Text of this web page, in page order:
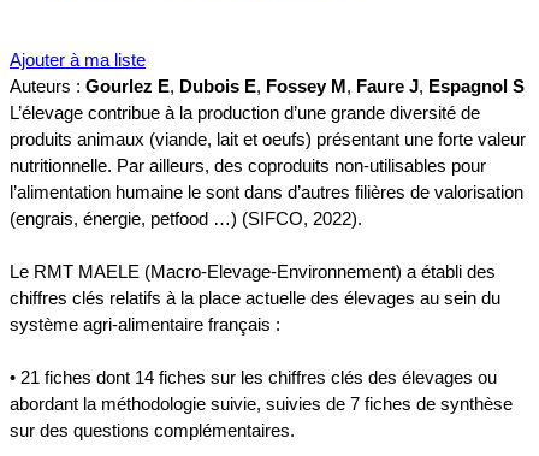
Ajouter à ma liste
Auteurs : Gourlez E, Dubois E, Fossey M, Faure J, Espagnol S
L’élevage contribue à la production d’une grande diversité de
produits animaux (viande, lait et oeufs) présentant une forte valeur
nutritionnelle. Par ailleurs, des coproduits non-utilisables pour
l’alimentation humaine le sont dans d’autres filières de valorisation
(engrais, énergie, petfood …) (SIFCO, 2022).
Le RMT MAELE (Macro-Elevage-Environnement) a établi des
chiffres clés relatifs à la place actuelle des élevages au sein du
système agri-alimentaire français :
• 21 fiches dont 14 fiches sur les chiffres clés des élevages ou
abordant la méthodologie suivie, suivies de 7 fiches de synthèse
sur des questions complémentaires.